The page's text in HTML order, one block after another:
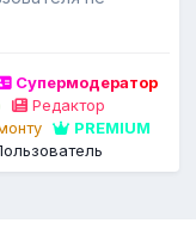
Супермодератор
Редактор
PREMIUM